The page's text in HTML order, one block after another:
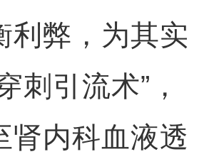
利弊，为其实
刺引流术”，
肾内科血液透